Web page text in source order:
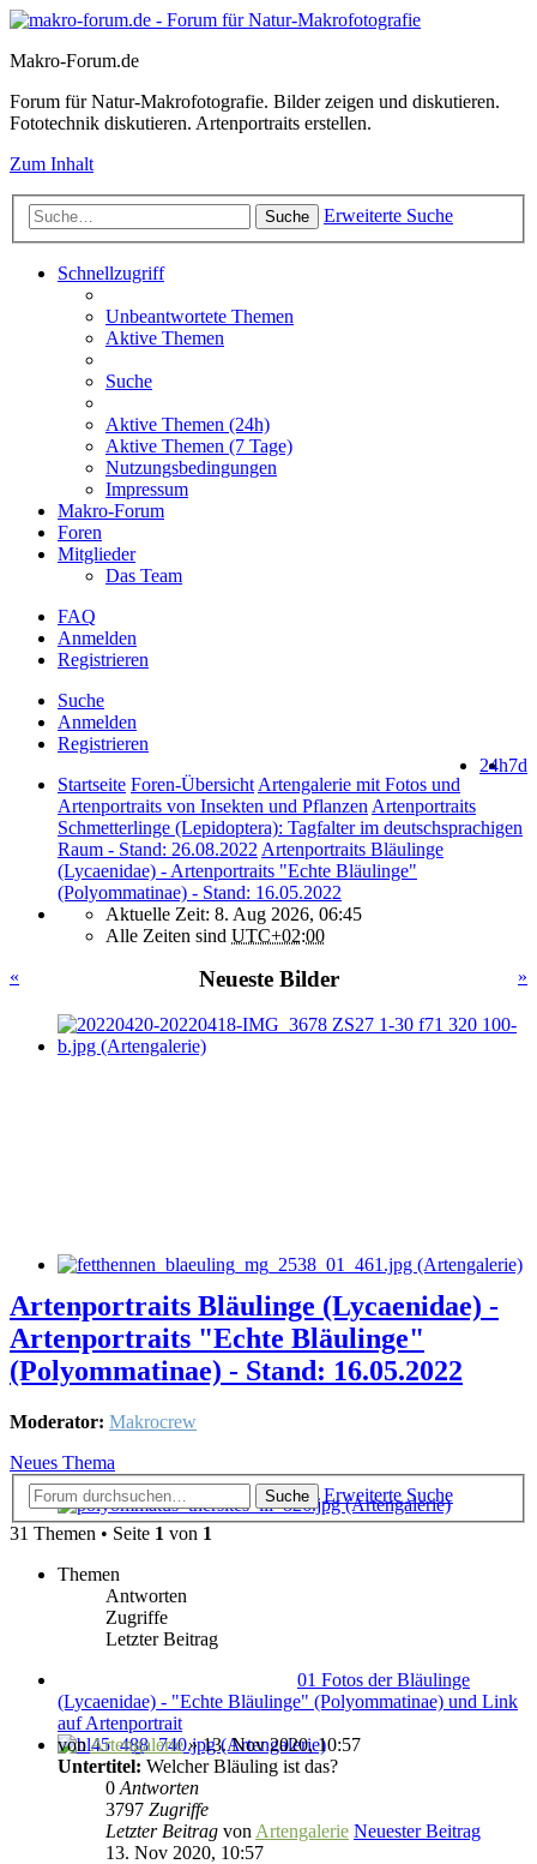
Makro-Forum.de
Forum für Natur-Makrofotografie. Bilder zeigen und diskutieren.
Fototechnik diskutieren. Artenportraits erstellen.
Zum Inhalt
Suche Erweiterte Suche
Schnellzugriff
Unbeantwortete Themen
Aktive Themen
Suche
Aktive Themen (24h)
Aktive Themen (7 Tage)
Nutzungsbedingungen
Impressum
Makro-Forum
Foren
Mitglieder
Das Team
FAQ
Anmelden
Registrieren
Suche
Anmelden
Registrieren
7d
24h
Startseite Foren-Übersicht Artengalerie mit Fotos und
Artenportraits von Insekten und Pflanzen Artenportraits
Schmetterlinge (Lepidoptera): Tagfalter im deutschsprachigen
Raum - Stand: 26.08.2022 Artenportraits Bläulinge
(Lycaenidae) - Artenportraits "Echte Bläulinge"
(Polyommatinae) - Stand: 16.05.2022
Aktuelle Zeit: 8. Aug 2026, 06:45
Alle Zeiten sind UTC+02:00
«
»
Neueste Bilder
Artenportraits Bläulinge (Lycaenidae) -
Artenportraits "Echte Bläulinge"
(Polyommatinae) - Stand: 16.05.2022
Moderator: Makrocrew
Neues Thema
Suche
Erweiterte Suche
31 Themen • Seite 1 von 1
Themen
Antworten
Zugriffe
Letzter Beitrag
01 Fotos der Bläulinge
(Lycaenidae) - "Echte Bläulinge" (Polyommatinae) und Link
auf Artenportrait
vonArtengalerie» 13. Nov 2020, 10:57
Untertitel: Welcher Bläuling ist das?
0 Antworten
3797 Zugriffe
Letzter Beitrag von Artengalerie Neuester Beitrag
13. Nov 2020, 10:57